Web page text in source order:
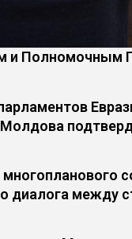
и Полномочным
диалога между